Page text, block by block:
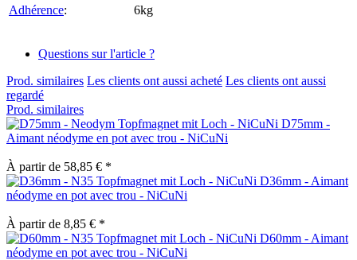
Adhérence: 6kg
Questions sur l'article ?
Prod. similaires Les clients ont aussi acheté Les clients ont aussi
regardé
Prod. similaires
D75mm -
Aimant néodyme en pot avec trou - NiCuNi
À partir de 58,85 € *
D36mm - Aimant
néodyme en pot avec trou - NiCuNi
À partir de 8,85 € *
D60mm - Aimant
néodyme en pot avec trou - NiCuNi